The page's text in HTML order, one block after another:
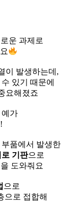
운 과제로
이 발생하는데,
있기 때문에
요해졌죠
예가
품에서 발생한
기판으로
도와줘요
으로
으로 접합해